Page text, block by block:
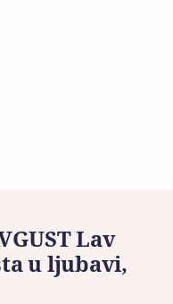
Lav
u ljubavi,